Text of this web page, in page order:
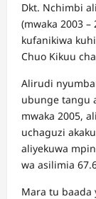
Dkt. Nchimbi
(mwaka 2003 –
kufanikiwa
Chuo Kikuu
Alirudi
ubunge tangu
mwaka 2005,
uchaguzi
aliyekuwa
wa asilimia
Mara tu baada